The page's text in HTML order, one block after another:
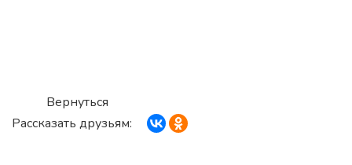
Вернуться
Рассказать друзьям: